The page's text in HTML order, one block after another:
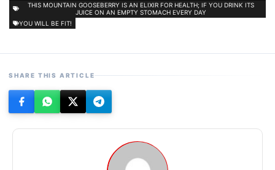
THIS MOUNTAIN GOOSEBERRY IS AN ELIXIR FOR HEALTH; IF YOU DRINK ITS
JUICE ON AN EMPTY STOMACH EVERY DAY
YOU WILL BE FIT!
SHARE THIS ARTICLE